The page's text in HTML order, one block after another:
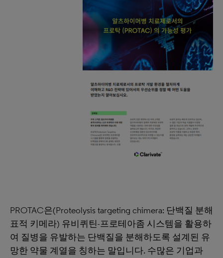
PROTAC은(Proteolysis targeting chimera: 단백질 분해
표적 키메라) 유비퀴틴-프로테아좀 시스템을 활용하
여 질병을 유발하는 단백질을 분해하도록 설계된 유
망한 약물 계열을 칭하는 말입니다. 수많은 기업과